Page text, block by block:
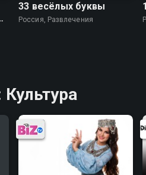
33 весёлых буквы
Россия, Развлечения